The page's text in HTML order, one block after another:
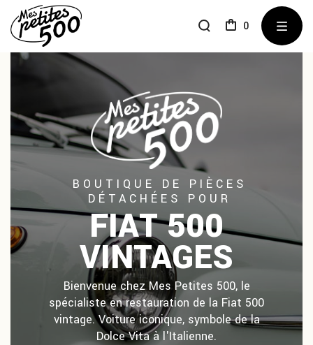
0
FIAT 500
VINTAGES
BOUTIQUE DE PIÈCES
DÉTACHÉES POUR
Bienvenue chez Mes Petites 500, le
spécialiste en restauration de la Fiat 500
vintage. Voiture iconique, symbole de la
Dolce Vita à l'Italienne.